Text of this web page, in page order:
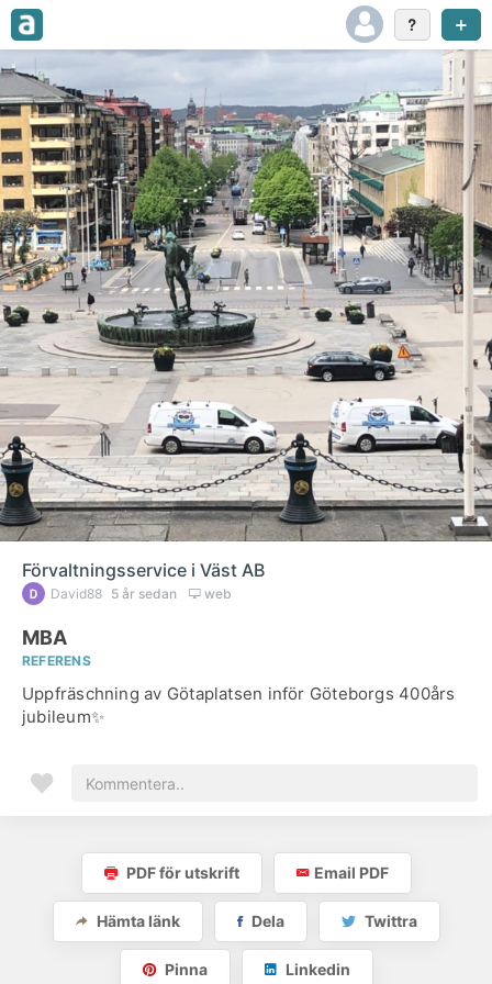
Förvaltningsservice i Väst AB
David88 5 år sedan web
MBA
REFERENS
Uppfräschning av Götaplatsen inför Göteborgs 400års
jubileum✨
PDF för utskrift Email PDF
Hämta länk Dela Twittra
Pinna Linkedin